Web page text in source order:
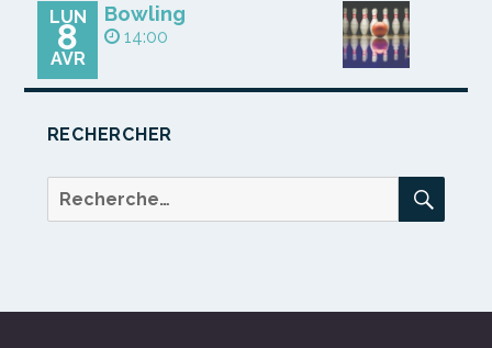
LUN
8
AVR
Bowling
14:00
RECHERCHER
Recherche